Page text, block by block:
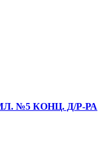
№5 КОНЦ. Д/Р-РА